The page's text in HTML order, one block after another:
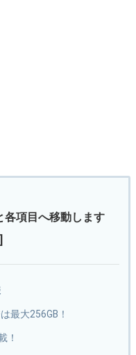
各項目へ移動します
]
最大256GB！
！